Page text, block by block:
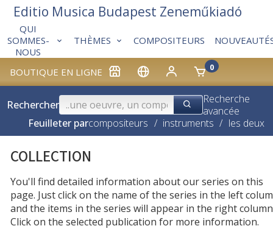
BOUTIQUE EN LIGNE 0
QUI
SOMMES-
NOUS
THÈMES COMPOSITEURS
Editio Musica Budapest Zeneműkiadó
Rechercher
Recherche
avancée
Feuilleter parcompositeurs / instruments / les deux
COLLECTION
You'll find detailed information about our series on this
page. Just click on the name of the series in the left
and the items in the series will appear in the right
Click on the selected publication for more information.